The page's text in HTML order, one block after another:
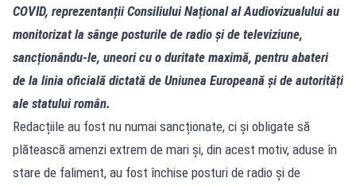
COVID, reprezentanții Consiliului Național al Audiovizualului au
monitorizat la sânge posturile de radio și de televiziune,
sancționându-le, uneori cu o duritate maximă, pentru abateri
de la linia oficială dictată de Uniunea Europeană și de autorități
ale statului român.
Redacțiile au fost nu numai sancționate, ci și obligate să
plătească amenzi extrem de mari și, din acest motiv, aduse în
stare de faliment, au fost închise posturi de radio și de